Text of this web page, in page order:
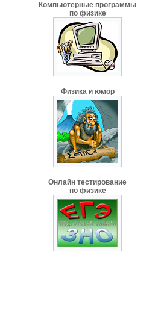
Компьютерные программы
по физике
Физика и юмор
Онлайн тестирование
по физике